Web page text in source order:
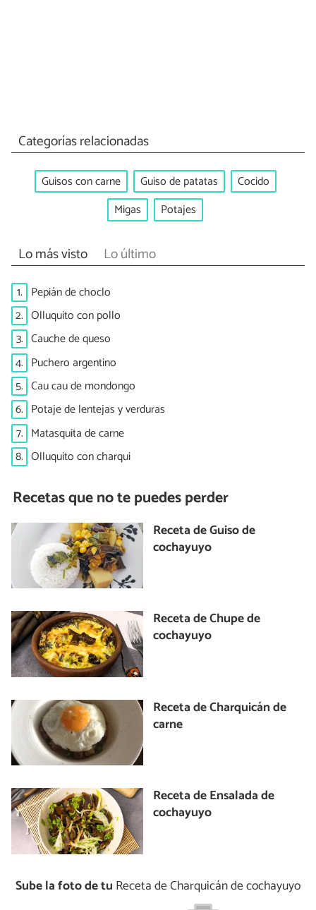
Categorías relacionadas
Guisos con carne Guiso de patatas
Cocido
Migas
Potajes
Lo más visto Lo último
1. Pepián de choclo
2. Olluquito con pollo
3. Cauche de queso
4. Puchero argentino
5. Cau cau de mondongo
6. Potaje de lentejas y verduras
7. Matasquita de carne
8. Olluquito con charqui
Recetas que no te puedes perder
Receta de Guiso de
cochayuyo
Receta de Chupe de
cochayuyo
Receta de Charquicán de
carne
Receta de Ensalada de
cochayuyo
Sube la foto de tu Receta de Charquicán de cochayuyo